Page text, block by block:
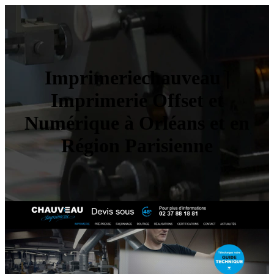
Imprimeriechau­veau |
Imprimerie Offset et
Numérique à Orléans et en
Région Parisienne